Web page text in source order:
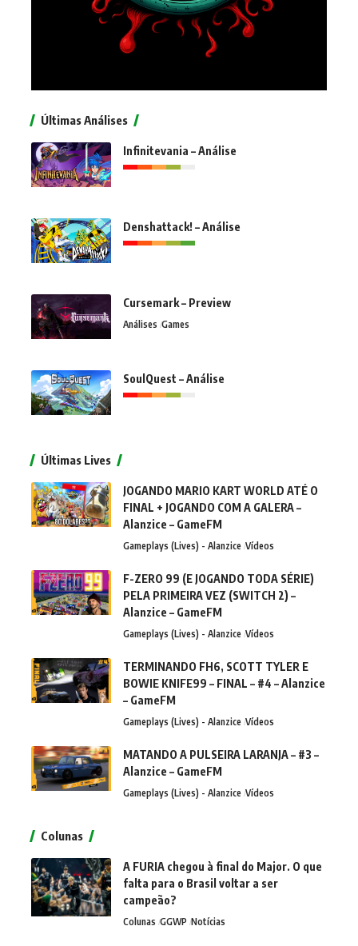
Últimas Análises
Infinitevania – Análise
Denshattack! – Análise
Cursemark – Preview
Análises Games
SoulQuest – Análise
Últimas Lives
JOGANDO MARIO KART WORLD ATÉ O
FINAL + JOGANDO COM A GALERA –
Alanzice – GameFM
Gameplays (Lives) - Alanzice Vídeos
F-ZERO 99 (E JOGANDO TODA SÉRIE)
PELA PRIMEIRA VEZ (SWITCH 2) –
Alanzice – GameFM
Gameplays (Lives) - Alanzice Vídeos
TERMINANDO FH6, SCOTT TYLER E
BOWIE KNIFE99 – FINAL – #4 – Alanzice
– GameFM
Gameplays (Lives) - Alanzice Vídeos
MATANDO A PULSEIRA LARANJA – #3 –
Alanzice – GameFM
Gameplays (Lives) - Alanzice Vídeos
Colunas
A FURIA chegou à final do Major. O que
falta para o Brasil voltar a ser
campeão?
Colunas GGWP Notícias